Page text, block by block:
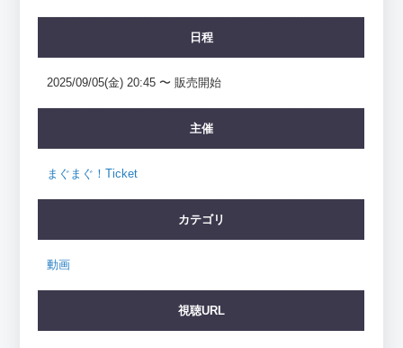
日程
2025/09/05(金) 20:45 〜 販売開始
主催
まぐまぐ！Ticket
カテゴリ
動画
視聴URL